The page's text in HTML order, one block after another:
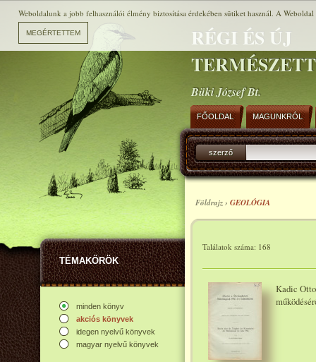
RÉGI ÉS ÚJ
Büki József Bt.
TÉMAKÖRÖK
minden könyv
akciós könyvek
idegen nyelvű könyvek
magyar nyelvű könyvek
FŐOLDAL MAGUNKRÓL
szerző
Földrajz › GEOLÓGIA
Találatok száma: 168
Kadic
Weboldalunk a jobb felhasználói élmény biztosítása érdekében sütiket használ. A